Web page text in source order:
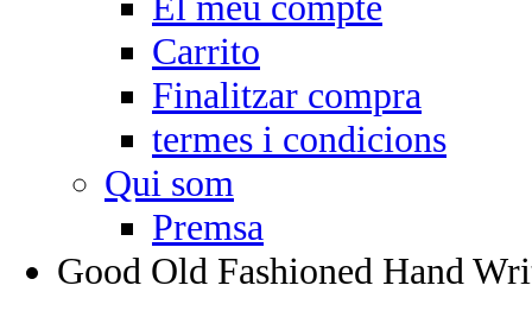
Carrito
Finalitzar compra
termes i condicions
Qui som
Premsa
Good Old Fashioned Hand